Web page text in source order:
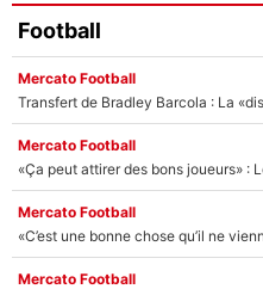
Football
Mercato Football
Mercato Football
Mercato Football
Mercato Football